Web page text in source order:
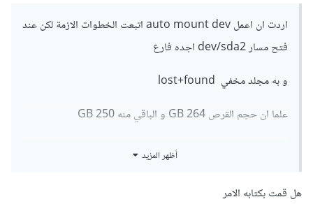
اردت ان اعمل auto mount dev اتبعت الخطوات الازمة لكن عند
فتح مسار dev/sda2 اجده فارع
و به مجلد مخفي lost+found
علما ان حجم القرص 264 GB و الباقي منه 250 GB
** عند محاولة الدخول اليه من خلال الويندوز يقول لازم فورمات
أظهر المزيد
هل قمت بكتابه الامر